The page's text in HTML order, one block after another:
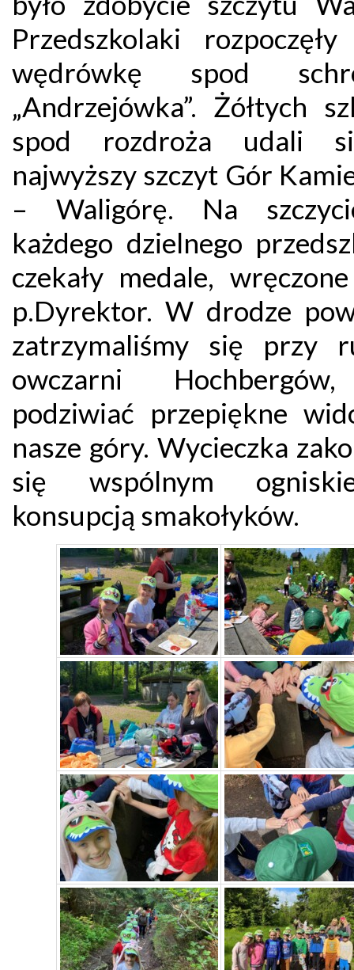
Przedszkolaki
wędrówkę spod
„Andrzejówka”. Żółtych
spod rozdroża udali
najwyższy szczyt Gór
– Waligórę. Na
każdego dzielnego
czekały medale,
p.Dyrektor. W drodze
zatrzymaliśmy się przy
owczarni
podziwiać przepiękne
nasze góry. Wycieczka
się wspólnym
konsupcją smakołyków.